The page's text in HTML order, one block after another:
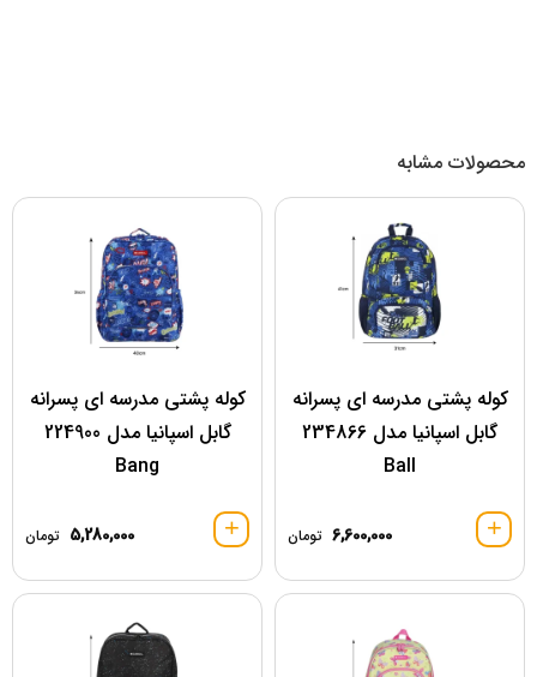
محصولات مشابه
کوله پشتی مدرسه ای پسرانه
گابل اسپانیا مدل 234866
Ball
6,600,000 تومان
کوله پشتی مدرسه ای پسرانه
گابل اسپانیا مدل 224900
Bang
5,280,000 تومان